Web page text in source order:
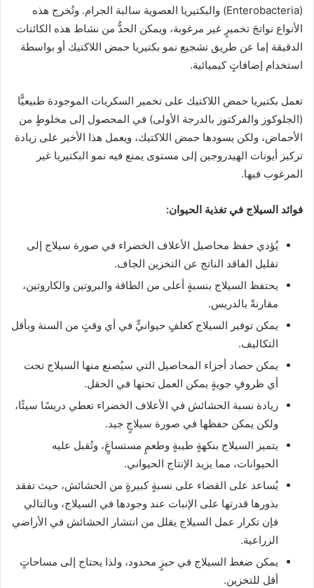
(Enterobacteria) والبكتيريا العصوية سالبة الجرام. وتُخرج هذه
الأنواع نواتجَ تخميرٍ غير مرغوبة، ويمكن الحدُّ من نشاط هذه الكائنات
الدقيقة إما عن طريق تشجيع نمو بكتيريا حمض اللاكتيك أو بواسطة
استخدام إضافاتٍ كيميائية.
تعمل بكتيريا حمض اللاكتيك على تخمير السكريات الموجودة طبيعيًّا
(الجلوكوز والفركتوز بالدرجة الأولى) في المحصول إلى مخلوطٍ من
الأحماض، ولكن يسودها حمض اللاكتيك، ويعمل هذا الأخير على زيادة
تركيز أيونات الهيدروجين إلى مستوى يمنع فيه نمو البكتيريا غير
المرغوب فيها.
فوائد السيلاج في تغذية الحيوان:
يُؤدي حفظ محاصيل الأعلاف الخضراء في صورة سيلاج إلى
تقليل الفاقد الناتج عن التخزين الجاف.
يحتفظ السيلاج بنسبةٍ أعلى من الطاقة والبروتين والكاروتين،
مقارنةً بالدريس.
يمكن توفير السيلاج كعلفٍ حيوانيٍّ في أي وقتٍ من السنة وبأقل
التكاليف.
يمكن حصاد أجزاء المحاصيل التي سيُصنع منها السيلاج تحت
أي ظروفٍ جويةٍ يمكن العمل تحتها في الحقل.
زيادة نسبة الحشائش في الأعلاف الخضراء تعطي دريسًا سيئًا،
ولكن يمكن حفظها في صورة سيلاجٍ جيد.
يتميز السيلاج بنكهةٍ طيبةٍ وطعمٍ مستساغٍ، وتُقبل عليه
الحيوانات، مما يزيد الإنتاج الحيواني.
يُساعد على القضاء على نسبةٍ كبيرةٍ من الحشائش، حيث تفقد
بذورها قدرتها على الإنبات عند وجودها في السيلاج، وبالتالي
فإن تكرار عمل السيلاج يقلل من انتشار الحشائش في الأراضي
الزراعية.
يمكن ضغط السيلاج في حيزٍ محدود، ولذا يحتاج إلى مساحاتٍ
أقل للتخزين.